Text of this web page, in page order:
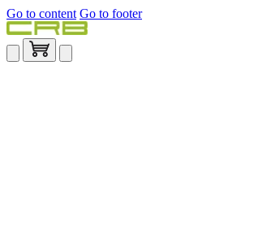
Go to content Go to footer